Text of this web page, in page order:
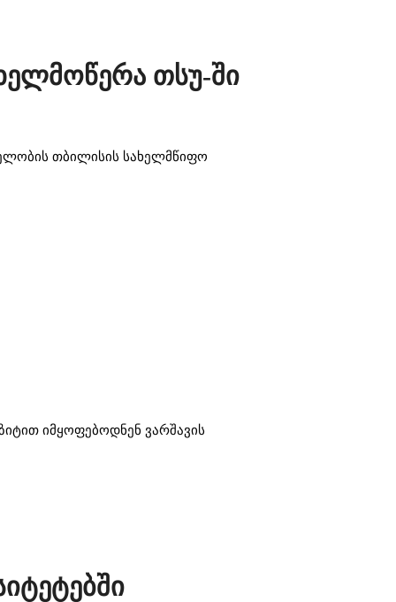
თსუ-ში
თბილისის სახელმწიფო
იმყოფებოდნენ ვარშავის